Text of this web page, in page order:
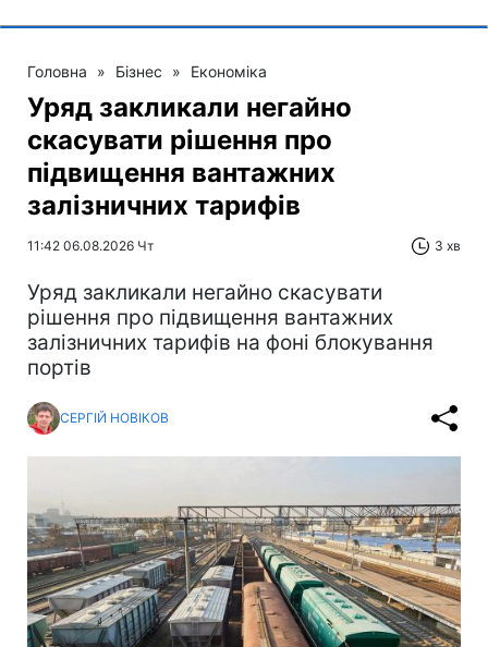
Головна » Бізнес » Економіка
Уряд закликали негайно
скасувати рішення про
підвищення вантажних
залізничних тарифів
11:42 06.08.2026 Чт 3 хв
Уряд закликали негайно скасувати
рішення про підвищення вантажних
залізничних тарифів на фоні блокування
портів
СЕРГІЙ НОВІКОВ